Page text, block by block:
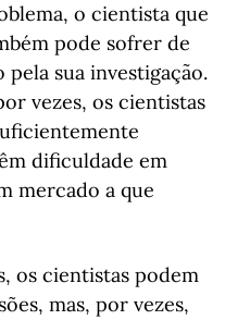
o cientista que
pode sofrer de
sua investigação.
vezes, os cientistas
dificuldade em
mercado a que
os cientistas podem
mas, por vezes,